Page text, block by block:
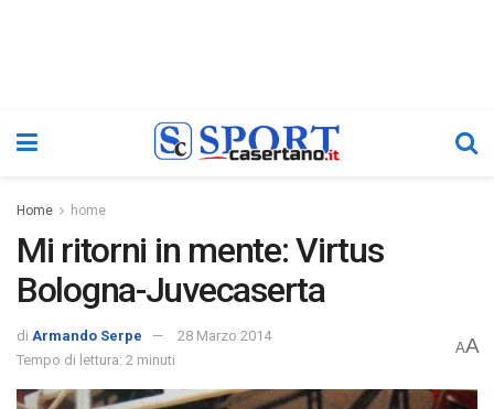
Home home
Mi ritorni in mente: Virtus
Bologna-Juvecaserta
di Armando Serpe
28 Marzo 2014
Tempo di lettura: 2 minuti
AA